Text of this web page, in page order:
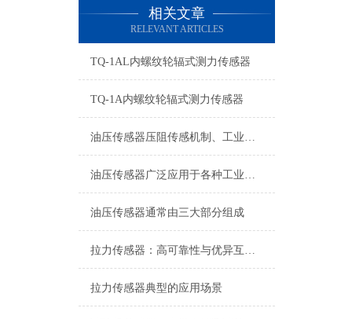
相关文章
RELEVANT ARTICLES
TQ-1AL内螺纹轮辐式测力传感器
TQ-1A内螺纹轮辐式测力传感器
油压传感器压阻传感机制、工业工况适配与标准化运维管理
油压传感器广泛应用于各种工业自控环境
油压传感器通常由三大部分组成
拉力传感器：高可靠性与优异互换性的技术解析
拉力传感器典型的应用场景